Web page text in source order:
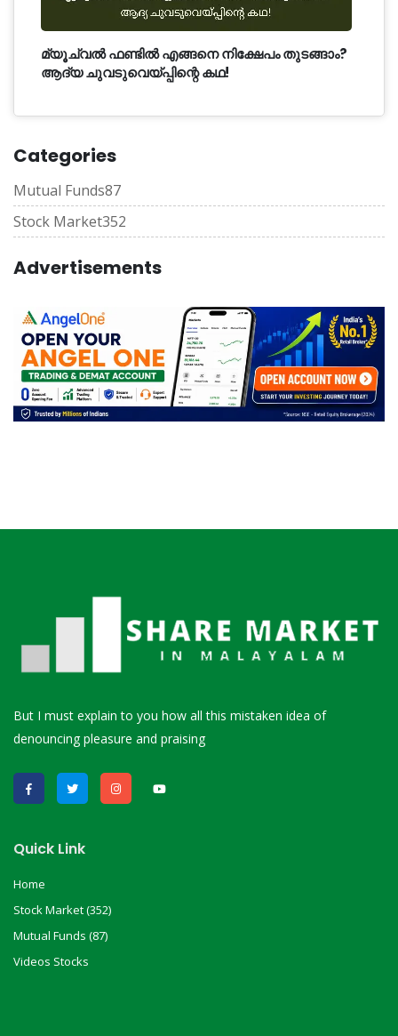
മ്യൂച്വൽ ഫണ്ടിൽ എങ്ങനെ നിക്ഷേപം തുടങ്ങാം?
ആദ്യ ചുവടുവെയ്പ്പിന്റെ കഥ!
Categories
Mutual Funds87
Stock Market352
Advertisements
But I must explain to you how all this mistaken idea of
denouncing pleasure and praising
Quick Link
Home
Stock Market (352)
Mutual Funds (87)
Videos Stocks